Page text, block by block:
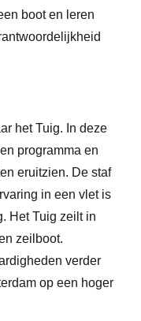
boot en leren
het Tuig. In deze
programma en
eruitzien. De staf
in een vlet is
Het Tuig zeilt in
zeilboot.
verder
op een hoger